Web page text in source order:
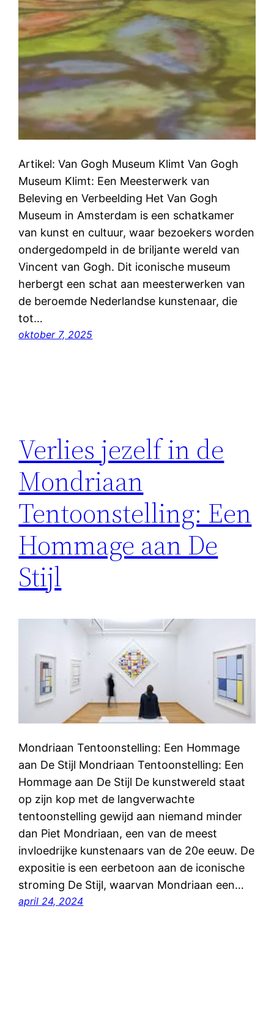
Artikel: Van Gogh Museum Klimt Van Gogh
Museum Klimt: Een Meesterwerk van
Beleving en Verbeelding Het Van Gogh
Museum in Amsterdam is een schatkamer
van kunst en cultuur, waar bezoekers worden
ondergedompeld in de briljante wereld van
Vincent van Gogh. Dit iconische museum
herbergt een schat aan meesterwerken van
de beroemde Nederlandse kunstenaar, die
tot…
oktober 7, 2025
Verlies jezelf in de
Mondriaan
Tentoonstelling: Een
Hommage aan De
Stijl
Mondriaan Tentoonstelling: Een Hommage
aan De Stijl Mondriaan Tentoonstelling: Een
Hommage aan De Stijl De kunstwereld staat
op zijn kop met de langverwachte
tentoonstelling gewijd aan niemand minder
dan Piet Mondriaan, een van de meest
invloedrijke kunstenaars van de 20e eeuw. De
expositie is een eerbetoon aan de iconische
stroming De Stijl, waarvan Mondriaan een…
april 24, 2024